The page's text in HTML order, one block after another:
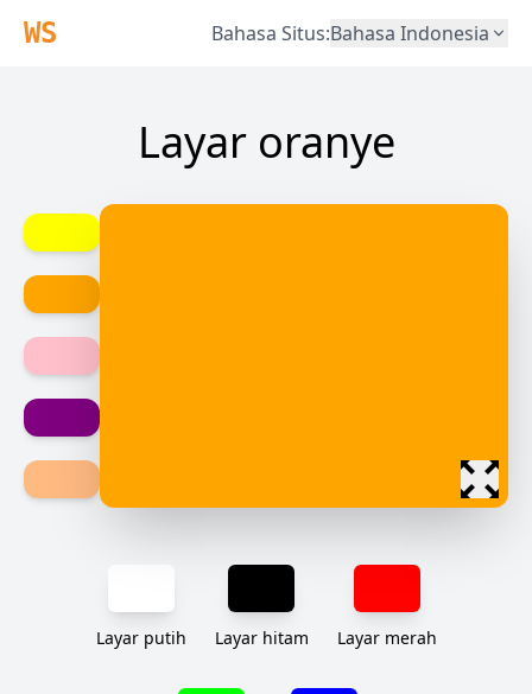
WS Bahasa Situs:Bahasa Indonesia
Layar oranye
Layar putih Layar hitam Layar merah